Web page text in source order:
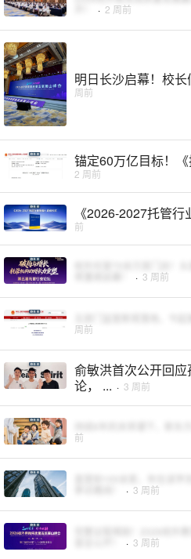
· 2 周前
明日长沙启幕！校长
周前
锚定60万亿目标！《
2 周前
《2026-2027托管
前
· 3 周前
周前
俞敏洪首次公开回
论， ... · 3 周前
前
· 3 周前
· 3 周前